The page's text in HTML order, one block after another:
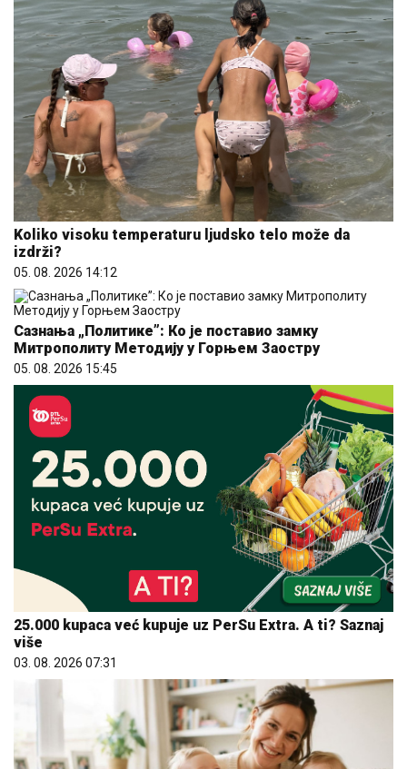
Koliko visoku temperaturu ljudsko telo može da
izdrži?
05. 08. 2026 14:12
Сазнања „Политике”: Ко је поставио замку
Митрополиту Методију у Горњем Заостру
05. 08. 2026 15:45
25.000 kupaca već kupuje uz PerSu Extra. A ti? Saznaj
više
03. 08. 2026 07:31